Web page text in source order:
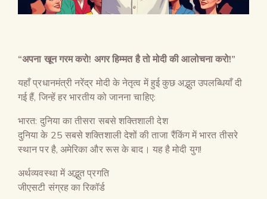
“अपना खून गरम करो! अगर हिम्मत है तो मोदी की आलोचना करो!”
यहाँ प्रधानमंत्री नरेंद्र मोदी के नेतृत्व में हुई कुछ अद्भुत उपलब्धियाँ दी
गई हैं, जिन्हें हर भारतीय को जानना चाहिए:
भारत: दुनिया का तीसरा सबसे शक्तिशाली देश
दुनिया के 25 सबसे शक्तिशाली देशों की ताजा रैंकिंग में भारत तीसरे
स्थान पर है, अमेरिका और रूस के बाद। यह है मोदी युग!
अर्थव्यवस्था में अद्भुत प्रगति
जीएसटी संग्रह का रिकॉर्ड